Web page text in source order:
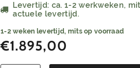
Levertijd: ca. 1-2 werkweken,
actuele levertijd.
1-2 weken levertijd, mits op voorraad
€1.895,00